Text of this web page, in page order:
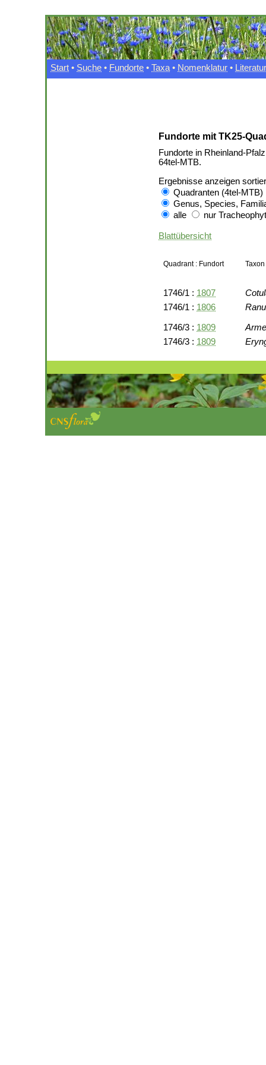
Start • Suche • Fundorte • Taxa • Nomenklatur • Literatur
Fundorte mit TK25-
Fundorte in Rheinland-
64tel-MTB.
Ergebnisse anzeigen
Quadranten (4tel-MTB)
Genus, Species,
alle
nur
Blattübersicht
Quadrant : Fundort Taxon
1746/1 : 1807
1746/1 : 1806
1746/3 : 1809
1746/3 : 1809